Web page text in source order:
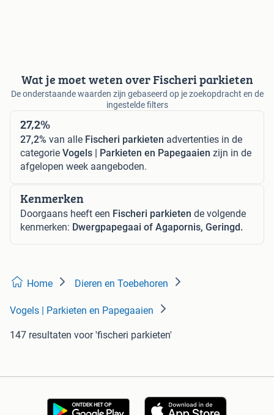
Wat je moet weten over Fischeri parkieten
De onderstaande waarden zijn gebaseerd op je zoekopdracht en de
ingestelde filters
27,2%
27,2% van alle Fischeri parkieten advertenties in de
categorie Vogels | Parkieten en Papegaaien zijn in de
afgelopen week aangeboden.
Kenmerken
Doorgaans heeft een Fischeri parkieten de volgende
kenmerken: Dwergpapegaai of Agapornis, Geringd.
Home Dieren en Toebehoren
Vogels | Parkieten en Papegaaien
147 resultaten voor 'fischeri parkieten'